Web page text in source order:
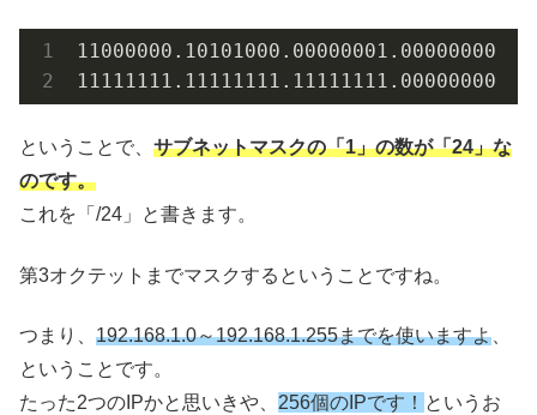
11000000 .10101000 .00000001 .00000000
11111111 .11111111 .11111111 .00000000
ということで、 サブネットマスクの「1」の数が「24」な
のです。
これを「/24」と書きます。
第3オクテットまでマスクするということですね。
つまり、 192.168.1.0～192.168.1.255までを使いますよ
ということです。
たった2つのIPかと思いきや、 256個のIPです ！ というお